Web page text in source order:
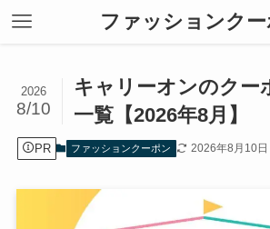
ファッションク
キャリーオンのクー
一覧【2026年8月】
2026
8/10
PR ファッションクーポン 2026年8月10日